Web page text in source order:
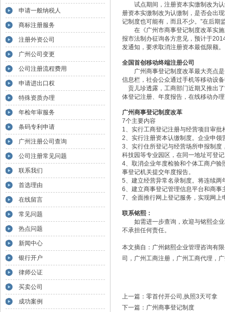
申请一般纳税人
商标注册服务
注册外资公司
广州公司变更
公司注册流程费用
申请进出口权
特殊资质办理
年检年审服务
条码专利申请
广州注册公司查询
公司注册常见问题
联系我们
首选理由
在线留言
常见问题
热点问题
新闻中心
银行开户
律师公证
买卖公司
成功案例
试点期间，注册资本实缴制改为认
册资本实缴制改为认缴制，是否会出现
记制度也可能有，而且不少。”在后期
在《广州市商事登记制度改革实施
报市法制办征询各方意见，预计于
发通知，要求取消注册资本最低限额。
全国首创移动终端注册公司
广州商事登记制度改革最大亮点是
信息栏，社会公众通过手机等移动设
贡儿珍透露，工商部门近期又推出
体登记注册、年度报告，在线移动办
广州商事登记制度改革
7个主要内容
1、实行工商登记注册与经营项目审
2、实行注册资本认缴制度。企业申
3、实行住所登记与经营场所申报制
科技园等专业园区，在同一地址可登
4、取消企业年度检验和个体工商户
事登记机关提交年度报告。
5、建立经营异常名录制度。将连续
6、建立商事登记管理信息平台和商事
7、全面推行网上登记服务，实现网
联系铭熙：
如需进一步查询，欢迎与铭熙企
不承担任何责任。
本文摘自：广州銘熙企业管理咨询有
司， 广州工商注册 ，广州工商代理，
上一篇： 零首付开公司,执照3天可拿
下一篇： 广州商事登记制度